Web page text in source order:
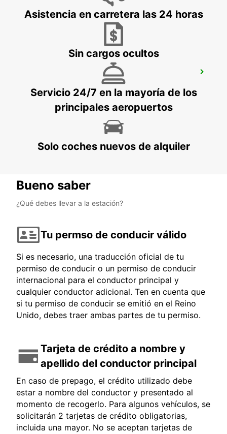
PORTO VECCHIO - FRANCE
SASSARI (CERDEÑA)
Asistencia en carretera las 24 horas
Sin cargos ocultos
Servicio 24/7 en la mayoría de los
principales aeropuertos
Solo coches nuevos de alquiler
Bueno saber
¿Qué debes llevar a la estación?
Tu permso de conducir válido
Si es necesario, una traducción oficial de tu
permiso de conducir o un permiso de conducir
internacional para el conductor principal y
cualquier conductor adicional. Ten en cuenta que
si tu permiso de conducir se emitió en el Reino
Unido, debes traer ambas partes de tu permiso.
Tarjeta de crédito a nombre y
apellido del conductor principal
En caso de prepago, el crédito utilizado debe
estar a nombre del conductor y presentado al
momento de recogerlo. Para algunos vehículos, se
solicitarán 2 tarjetas de crédito obligatorias,
incluida una mayor. No se aceptan tarjetas de